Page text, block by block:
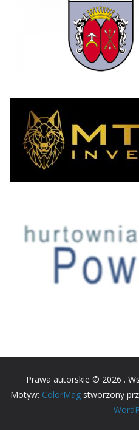
Prawa autorskie © 2026 .
Motyw: ColorMagstworzony